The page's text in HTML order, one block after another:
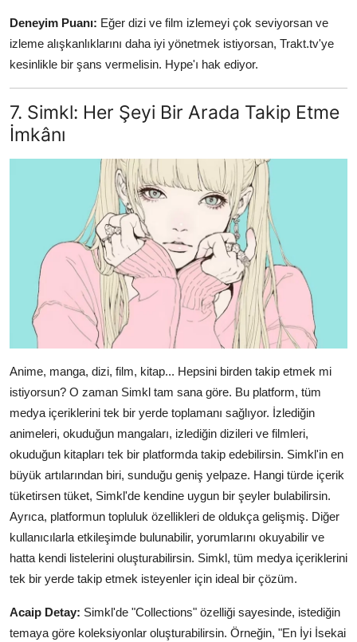
Deneyim Puanı: Eğer dizi ve film izlemeyi çok seviyorsan ve
izleme alışkanlıklarını daha iyi yönetmek istiyorsan, Trakt.tv'ye
kesinlikle bir şans vermelisin. Hype'ı hak ediyor.
7. Simkl: Her Şeyi Bir Arada Takip Etme
İmkânı
Anime, manga, dizi, film, kitap... Hepsini birden takip etmek mi
istiyorsun? O zaman Simkl tam sana göre. Bu platform, tüm
medya içeriklerini tek bir yerde toplamanı sağlıyor. İzlediğin
animeleri, okuduğun mangaları, izlediğin dizileri ve filmleri,
okuduğun kitapları tek bir platformda takip edebilirsin. Simkl'in en
büyük artılarından biri, sunduğu geniş yelpaze. Hangi türde içerik
tüketirsen tüket, Simkl'de kendine uygun bir şeyler bulabilirsin.
Ayrıca, platformun topluluk özellikleri de oldukça gelişmiş. Diğer
kullanıcılarla etkileşimde bulunabilir, yorumlarını okuyabilir ve
hatta kendi listelerini oluşturabilirsin. Simkl, tüm medya içeriklerini
tek bir yerde takip etmek isteyenler için ideal bir çözüm.
Acaip Detay: Simkl'de "Collections" özelliği sayesinde, istediğin
temaya göre koleksiyonlar oluşturabilirsin. Örneğin, "En İyi İsekai